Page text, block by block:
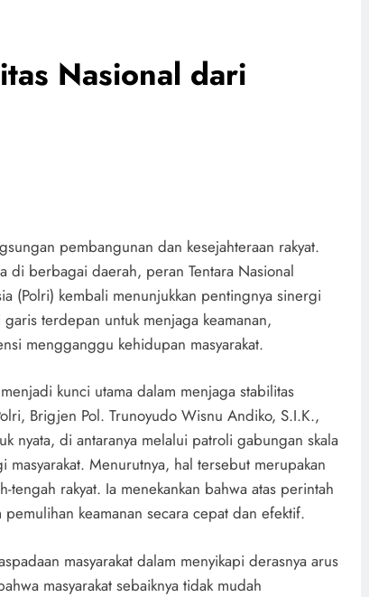
Nasional dari
pembangunan dan kesejahteraan rakyat.
di berbagai daerah, peran Tentara Nasional
(Polri) kembali menunjukkan pentingnya sinergi
terdepan untuk menjaga keamanan,
mengganggu kehidupan masyarakat.
kunci utama dalam menjaga stabilitas
Brigjen Pol. Trunoyudo Wisnu Andiko, S.I.K.,
nyata, di antaranya melalui patroli gabungan skala
Menurutnya, hal tersebut merupakan
rakyat. Ia menekankan bahwa atas perintah
keamanan secara cepat dan efektif.
masyarakat dalam menyikapi derasnya arus
masyarakat sebaiknya tidak mudah